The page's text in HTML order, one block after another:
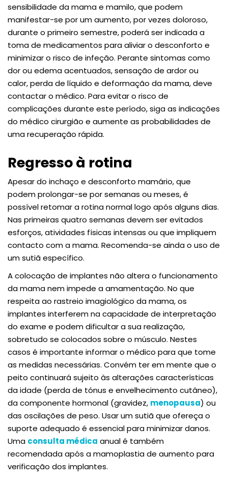
sensibilidade da mama e mamilo, que podem
manifestar-se por um aumento, por vezes doloroso,
durante o primeiro semestre, poderá ser indicada a
toma de medicamentos para aliviar o desconforto e
minimizar o risco de infeção. Perante sintomas como
dor ou edema acentuados, sensação de ardor ou
calor, perda de líquido e deformação da mama, deve
contactar o médico. Para evitar o risco de
complicações durante este período, siga as indicações
do médico cirurgião e aumente as probabilidades de
uma recuperação rápida.
Regresso à rotina
Apesar do inchaço e desconforto mamário, que
podem prolongar-se por semanas ou meses, é
possível retomar a rotina normal logo após alguns dias.
Nas primeiras quatro semanas devem ser evitados
esforços, atividades físicas intensas ou que impliquem
contacto com a mama. Recomenda-se ainda o uso de
um sutiã específico.
A colocação de implantes não altera o funcionamento
da mama nem impede a amamentação. No que
respeita ao rastreio imagiológico da mama, os
implantes interferem na capacidade de interpretação
do exame e podem dificultar a sua realização,
sobretudo se colocados sobre o músculo. Nestes
casos é importante informar o médico para que tome
as medidas necessárias. Convém ter em mente que o
peito continuará sujeito às alterações características
da idade (perda de tónus e envelhecimento cutâneo),
da componente hormonal (gravidez, menopausa) ou
das oscilações de peso. Usar um sutiã que ofereça o
suporte adequado é essencial para minimizar danos.
Uma consulta médica anual é também
recomendada após a mamoplastia de aumento para
verificação dos implantes.